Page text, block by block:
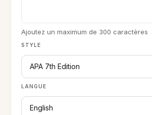
STYLE
APA 7th Edition
LANGUE
English
Ajoutez un maximum de 300 caractères